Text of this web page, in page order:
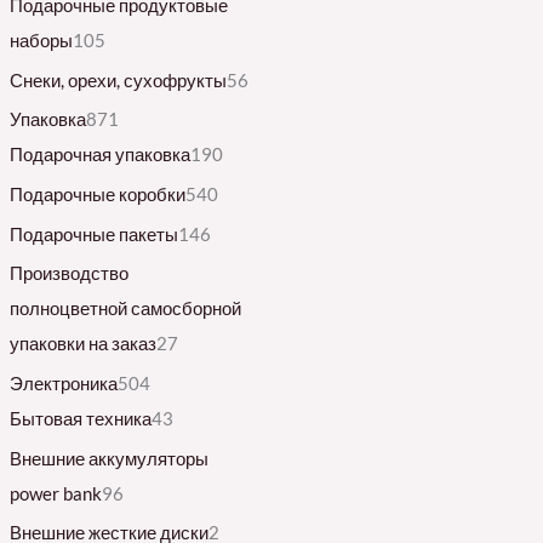
Подарочные продуктовые
наборы105
Снеки, орехи, сухофрукты56
Упаковка871
Подарочная упаковка190
Подарочные коробки540
Подарочные пакеты146
Производство
полноцветной самосборной
упаковки на заказ27
Электроника504
Бытовая техника43
Внешние аккумуляторы
power bank96
Внешние жесткие диски2